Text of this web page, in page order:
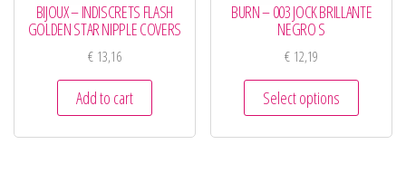
BIJOUX – INDISCRETS FLASH
GOLDEN STAR NIPPLE COVERS
€13,16
Add to cart
BURN – 003 JOCK BRILLANTE
NEGRO S
€ 12,19
Select options